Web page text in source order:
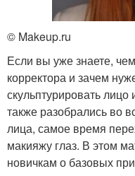
© Makeup.ru
Если вы уже знаете,
корректора и зачем
скульптурировать
также разобрались во
лица, самое время
макияжу глаз. В этом
новичкам о базовых